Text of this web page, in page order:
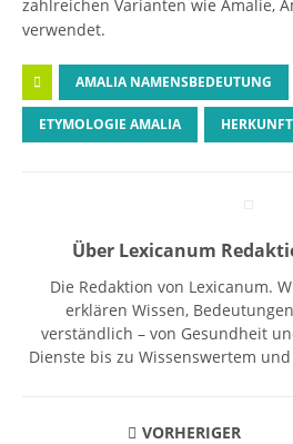
zahlreichen Varianten wie Amalie,
verwendet.
AMALIA NAMENSBEDEUTUNG
ETYMOLOGIE AMALIA
Über Lexicanum
Die Redaktion von Lexicanum.
erklären Wissen,
verständlich – von Gesundheit
Dienste bis zu Wissenswertem
VORHERIGER